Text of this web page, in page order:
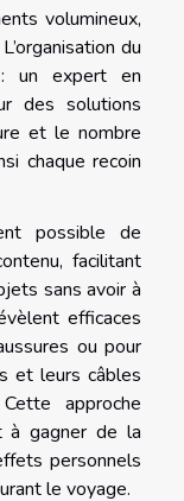
volumineux,
du
: un expert en
des solutions
et le nombre
chaque recoin
possible de
facilitant
sans avoir à
efficaces
ou pour
et leurs câbles
approche
à gagner de la
personnels
le voyage.